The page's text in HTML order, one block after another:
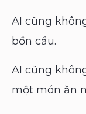
AI cũng
bồn cầu.
AI cũng
một món ăn